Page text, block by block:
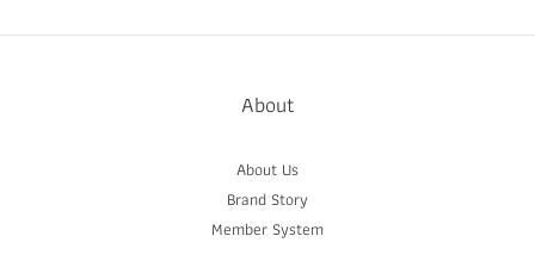
About
About Us
Brand Story
Member System